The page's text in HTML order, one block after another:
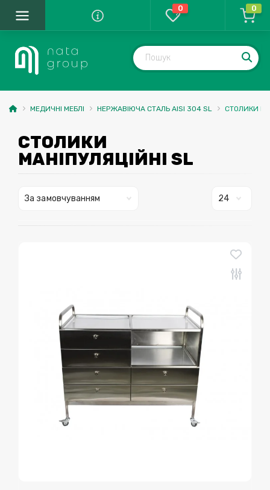
0 0
МЕДИЧНІ МЕБЛІ НЕРЖАВІЮЧА СТАЛЬ AISI 304 SL СТОЛИКИ
СТОЛИКИ
МАНІПУЛЯЦІЙНІ SL